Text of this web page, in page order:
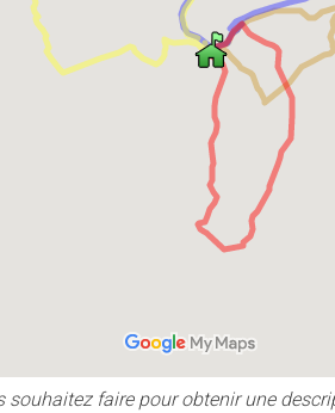
souhaitez faire pour obtenir une